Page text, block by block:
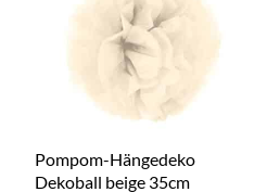
Pompom-Hängedeko
Dekoball beige 35cm